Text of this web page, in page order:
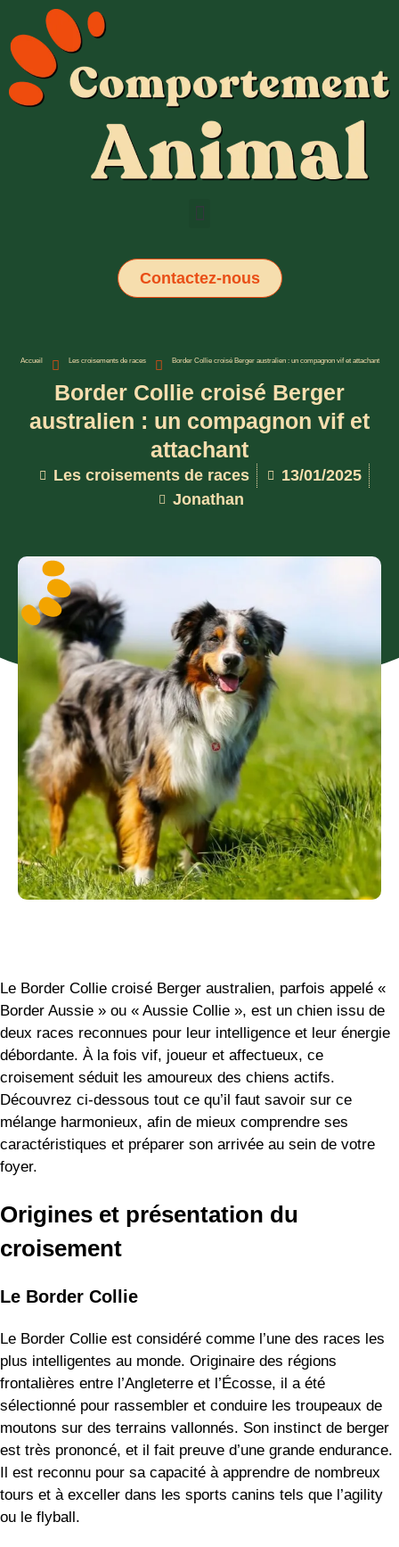
Contactez-nous
Accueil Les croisements de races Border Collie croisé Berger australien : un compagnon vif et attachant
Border Collie croisé Berger
australien : un compagnon vif et
attachant
Les croisements de races
13/01/2025
Jonathan
Le Border Collie croisé Berger australien, parfois appelé «
Border Aussie » ou « Aussie Collie », est un chien issu de
deux races reconnues pour leur intelligence et leur énergie
débordante. À la fois vif, joueur et affectueux, ce
croisement séduit les amoureux des chiens actifs.
Découvrez ci-dessous tout ce qu’il faut savoir sur ce
mélange harmonieux, afin de mieux comprendre ses
caractéristiques et préparer son arrivée au sein de votre
foyer.
Origines et présentation du
croisement
Le Border Collie
Le Border Collie est considéré comme l’une des races les
plus intelligentes au monde. Originaire des régions
frontalières entre l’Angleterre et l’Écosse, il a été
sélectionné pour rassembler et conduire les troupeaux de
moutons sur des terrains vallonnés. Son instinct de berger
est très prononcé, et il fait preuve d’une grande endurance.
Il est reconnu pour sa capacité à apprendre de nombreux
tours et à exceller dans les sports canins tels que l’agility
ou le flyball.